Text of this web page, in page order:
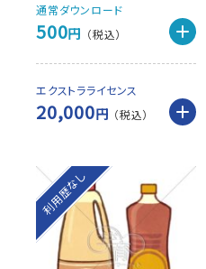
通常ダウンロード
500円
エクストラライセンス
20,000円
利用歴なし